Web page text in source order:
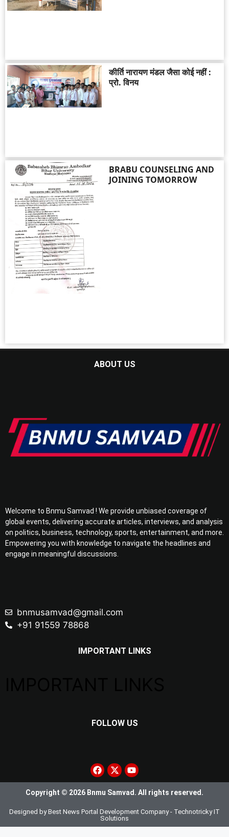
कीर्ति नारायण मंडल जैसा कोई नहीं :
प्रो. विनय
BRABU COUNSELING AND
JOINING TOMORROW
ABOUT US
Welcome to Bnmu Samvad ! We provide unbiased coverage of
global events, delivering accurate articles, interviews, and analysis
on politics, business, technology, sports, entertainment, and more.
Empowering you with knowledge to navigate the headlines and
engage in meaningful discussions.
bnmusamvad@gmail.com
+91 91559 78868
IMPORTANT LINKS
FOLLOW US
Copyright © 2026 Bnmu Samvad. All rights reserved.
Designed byBest News Portal Development Company- Technotricky IT
Solutions